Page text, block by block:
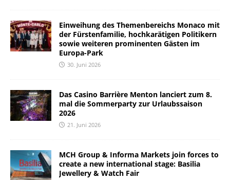
Einweihung des Themenbereichs Monaco mit
der Fürstenfamilie, hochkarätigen Politikern
sowie weiteren prominenten Gästen im
Europa-Park
30. Juni 2026
Das Casino Barrière Menton lanciert zum 8.
mal die Sommerparty zur Urlaubssaison
2026
21. Juni 2026
MCH Group & Informa Markets join forces to
create a new international stage: Basilia
Jewellery & Watch Fair